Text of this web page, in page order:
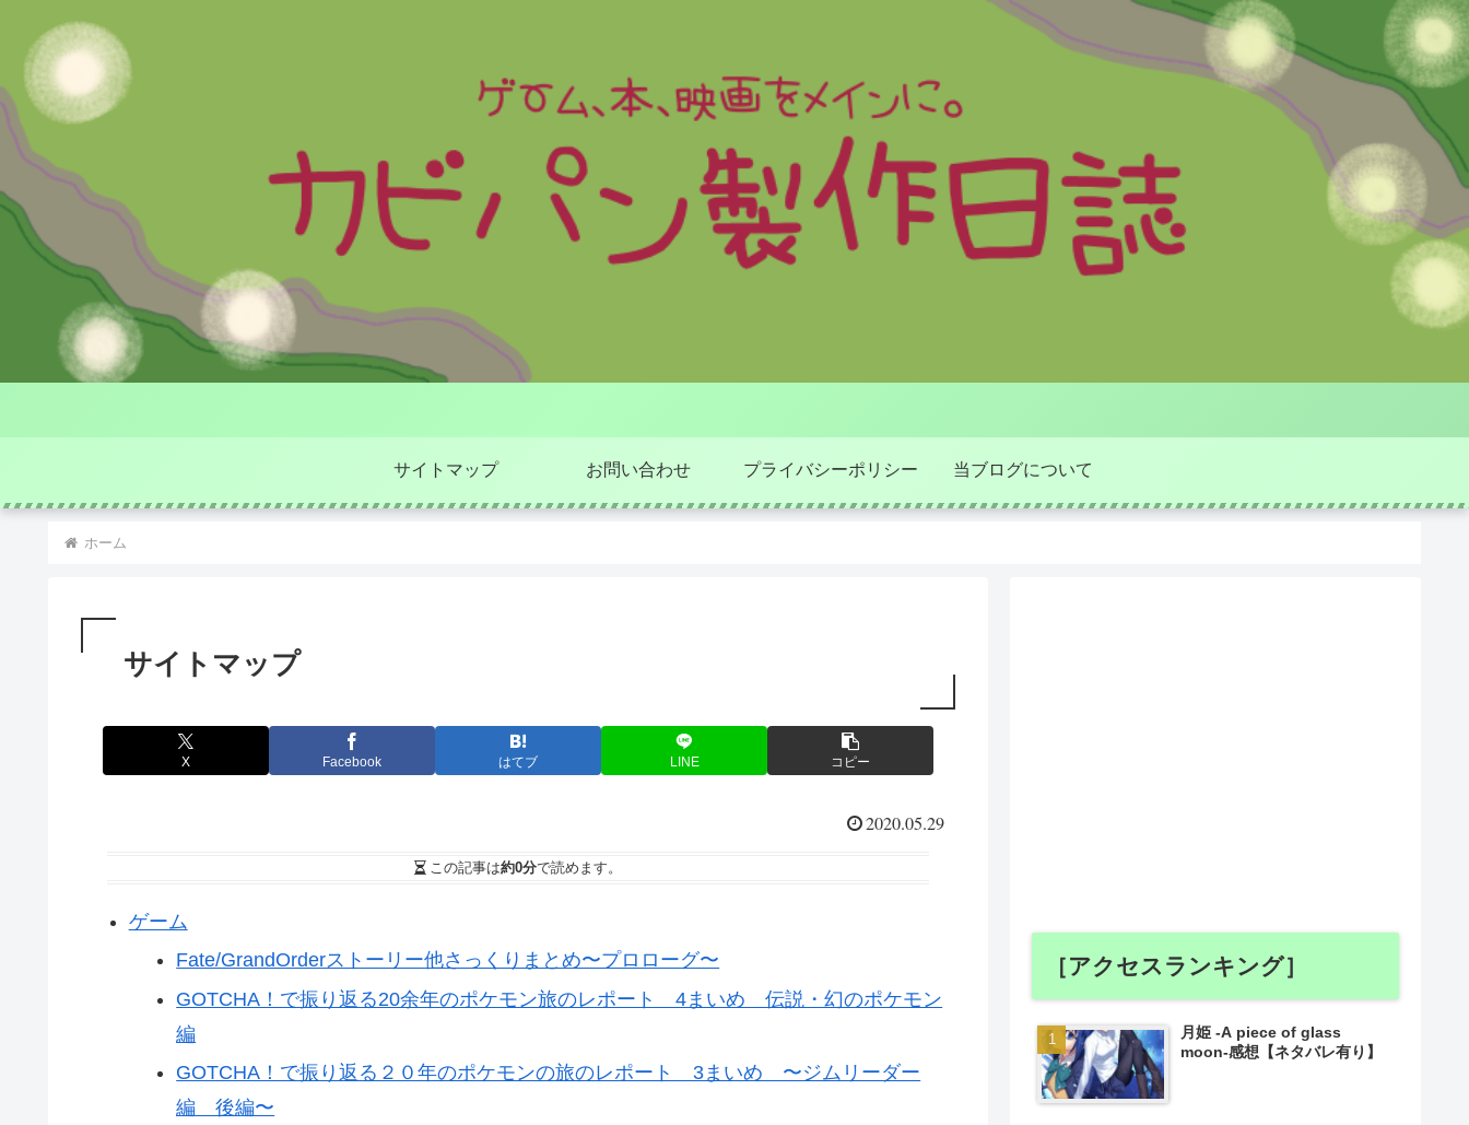
サイトマップ お問い合わせ プライバシーポリシー 当ブログについて
ホーム
サイトマップ
X Facebook はてブ LINE コピー
2020.05.29
この記事は約0分で読めます。
ゲーム
Fate/GrandOrderストーリー他さっくりまとめ〜プロローグ〜
GOTCHA！で振り返る20余年のポケモン旅のレポート 4まいめ 伝説・幻のポケモン
編
GOTCHA！で振り返る２０年のポケモンの旅のレポート 3まいめ 〜ジムリーダー
編 後編〜
［アクセスランキング］
月姫 -A piece of glass
moon-感想【ネタバレ有り】